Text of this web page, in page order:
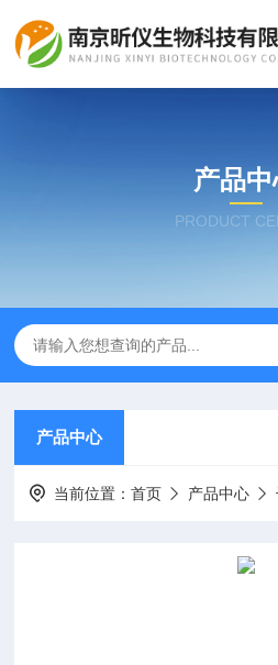
产品
PRODUCT
产品中心
当前位置：首页 产品中心